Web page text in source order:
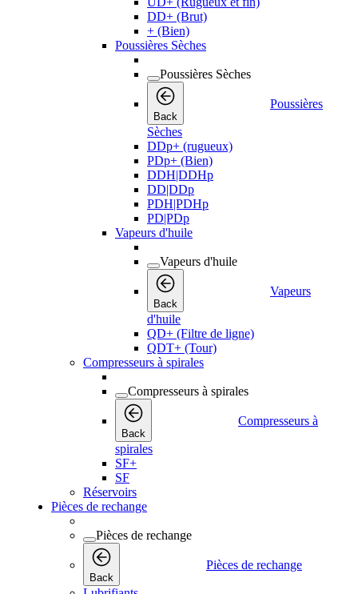
DD+ (Brut)
+ (Bien)
Poussières Sèches
Poussières Sèches
Back
Poussières
Sèches
DDp+ (rugueux)
PDp+ (Bien)
DDH|DDHp
DD|DDp
PDH|PDHp
PD|PDp
Vapeurs d'huile
Vapeurs d'huile
Back
Vapeurs
d'huile
QD+ (Filtre de ligne)
QDT+ (Tour)
Compresseurs à spirales
Compresseurs à spirales
Back
Compresseurs à
spirales
SF+
SF
Réservoirs
Pièces de rechange
Pièces de rechange
Back
Pièces de rechange